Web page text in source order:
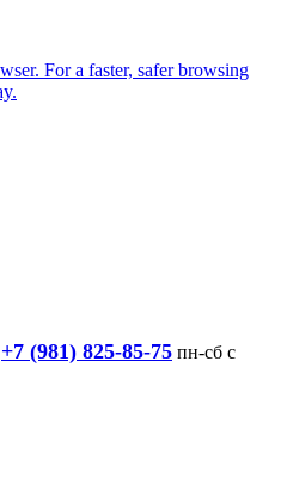
+7 (981) 825-85-75 пн-сб с